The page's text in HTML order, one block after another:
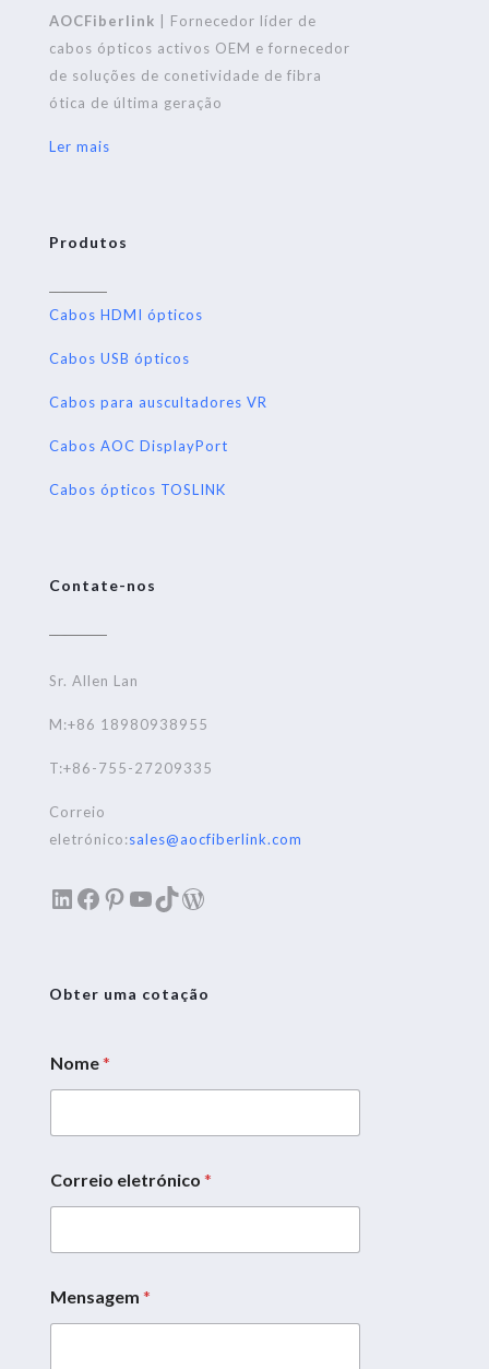
AOCFiberlink | Fornecedor líder de
cabos ópticos activos OEM e fornecedor
de soluções de conetividade de fibra
ótica de última geração
Ler mais
Produtos
Cabos HDMI ópticos
Cabos USB ópticos
Cabos para auscultadores VR
Cabos AOC DisplayPort
Cabos ópticos TOSLINK
Contate-nos
Sr. Allen Lan
M:+86 18980938955
T:+86-755-27209335
Correio
eletrónico:sales@aocfiberlink.com
LinkedIn
Facebook
Pinterest
YouTube
TikTok
WordPress
Obter uma cotação
Nome*
Correio eletrónico *
E
m
Mensagem *